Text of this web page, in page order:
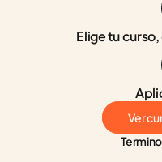
Elige tu
Ver